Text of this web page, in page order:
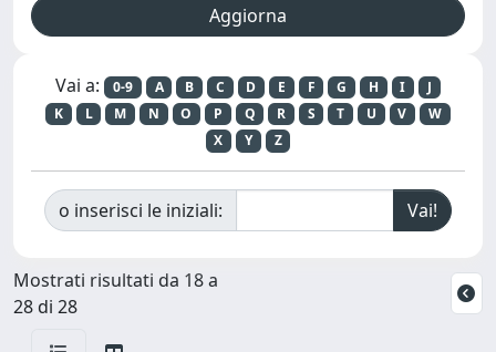
Vai a: 0-9 A B C D E F G H I
J
K
L M N O P Q R S T U V
W
X
Y Z
o inserisci le iniziali:
Mostrati risultati da 18 a
28 di 28